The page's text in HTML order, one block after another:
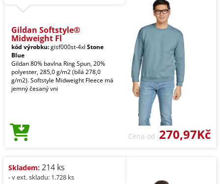
Gildan Softstyle®
Midweight Fl
kód výrobku:gisf000st-4xl Stone
Blue
Gildan 80% bavlna Ring Spun, 20%
polyester, 285,0 g/m2 (bílá 278,0
g/m2). Softstyle Midweight Fleece má
jemný česaný vni
Cena od 270,97Kč
Skladem: 214 ks
- v ext. skladu: 1.728 ks